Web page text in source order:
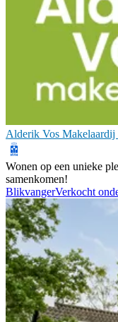
Alderik Vos
Wonen op een unieke
samenkomen!
BlikvangerVerkocht